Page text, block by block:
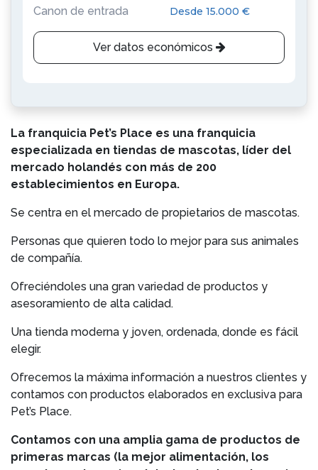
Canon de entrada Desde 15.000 €
Ver datos económicos
La franquicia Pet’s Place es una franquicia
especializada en tiendas de mascotas, líder del
mercado holandés con más de 200
establecimientos en Europa.
Se centra en el mercado de propietarios de mascotas.
Personas que quieren todo lo mejor para sus animales
de compañía.
Ofreciéndoles una gran variedad de productos y
asesoramiento de alta calidad.
Una tienda moderna y joven, ordenada, donde es fácil
elegir.
Ofrecemos la máxima información a nuestros clientes y
contamos con productos elaborados en exclusiva para
Pet’s Place.
Contamos con una amplia gama de productos de
primeras marcas (la mejor alimentación, los